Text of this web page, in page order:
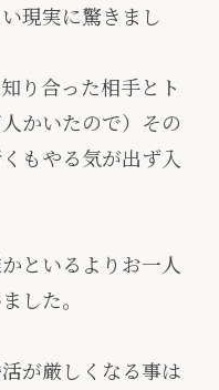
現実に驚きまし
り合った相手とト
かいたので）その
もやる気が出ず入
といるよりお一人
した。
が厳しくなる事は